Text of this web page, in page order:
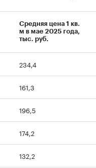
Средняя цена 1 кв.
м в мае 2025 года,
тыс. руб.
234,4
161,3
196,5
174,2
132,2